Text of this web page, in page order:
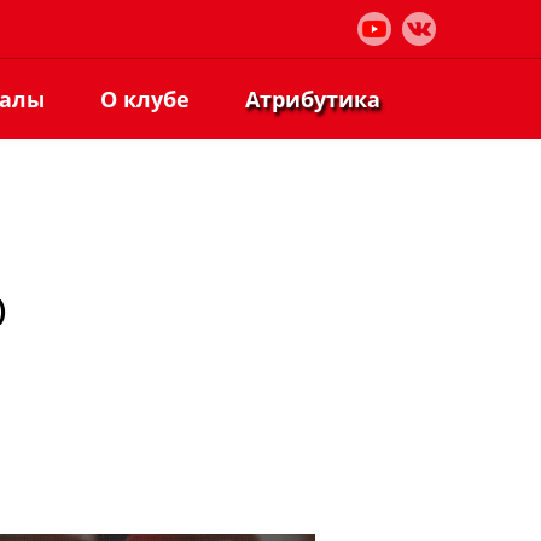
О клубе Атрибутика